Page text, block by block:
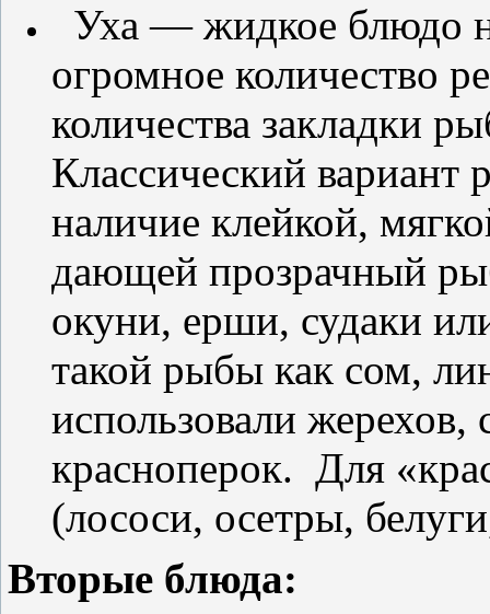
Уха — жидкое блюдо
огромное количество
количества закладки
Классический вариант
наличие клейкой,
дающей прозрачный
окуни, ерши, судаки
такой рыбы как сом,
использовали жерехов,
красноперок. Для
(лососи, осетры,
Вторые блюда: